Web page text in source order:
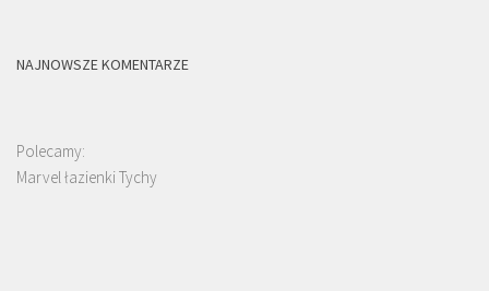
NAJNOWSZE KOMENTARZE
Polecamy:
Marvel łazienki Tychy